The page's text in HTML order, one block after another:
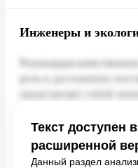
Инженеры и
Текст доступен в
расширенной
Данный раздел